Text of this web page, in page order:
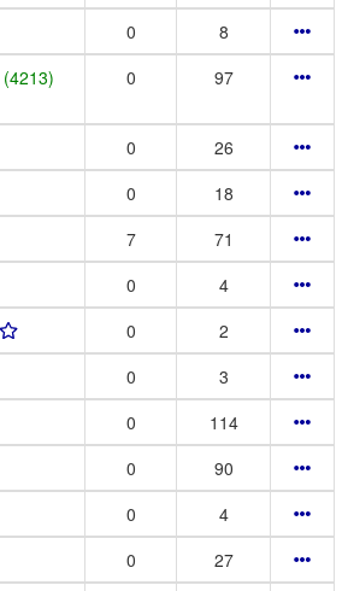
0
8
(4213) 0 97
0
26
0
18
7
71
0
4
0
2
0
3
0
114
0
90
0
4
0
27